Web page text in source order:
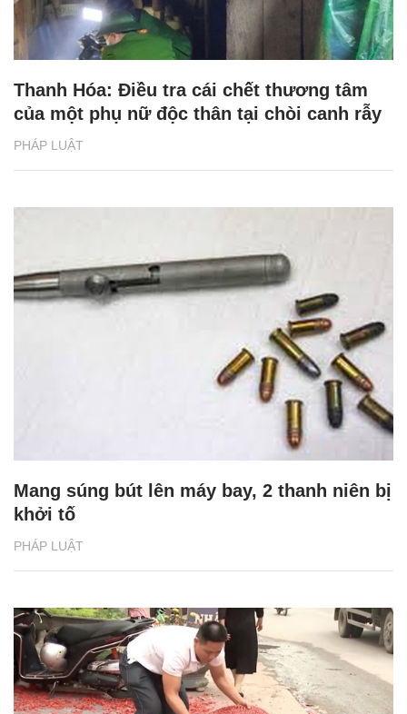
PHÁP LUẬT
Thanh Hóa: Điều tra cái chết thương tâm
của một phụ nữ độc thân tại chòi canh rẫy
PHÁP LUẬT
Mang súng bút lên máy bay, 2 thanh niên bị
khởi tố